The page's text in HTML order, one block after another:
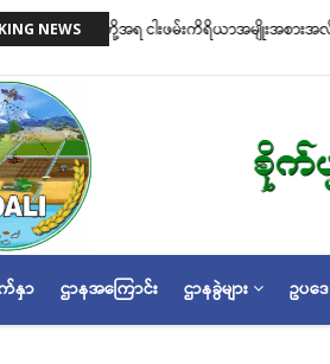
NEWS
အောက်ပါ
ငါးလုပ်ငန်းဦးစီးဌာနနှင့် FFI အက
နှာ ဌာနအကြောင်း ဌာနခွဲများ ဥပဒေ